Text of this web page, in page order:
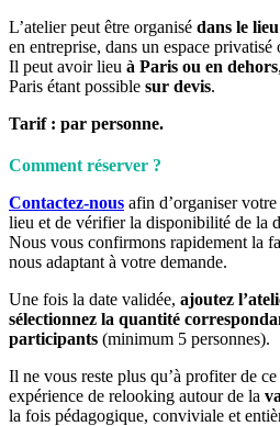
L’atelier peut être organisé dans le
en entreprise, dans un espace
Il peut avoir lieu à Paris ou en dehors
Paris étant possible sur devis.
Tarif : par personne.
Comment réserver ?
Contactez-nous afin d’organiser
lieu et de vérifier la disponibilité de la
Nous vous confirmons rapidement la
nous adaptant à votre demande.
Une fois la date validée, ajoutez
sélectionnez la quantité
participants (minimum 5 personnes).
Il ne vous reste plus qu’à profiter de
expérience de relooking autour de la
la fois pédagogique, conviviale et